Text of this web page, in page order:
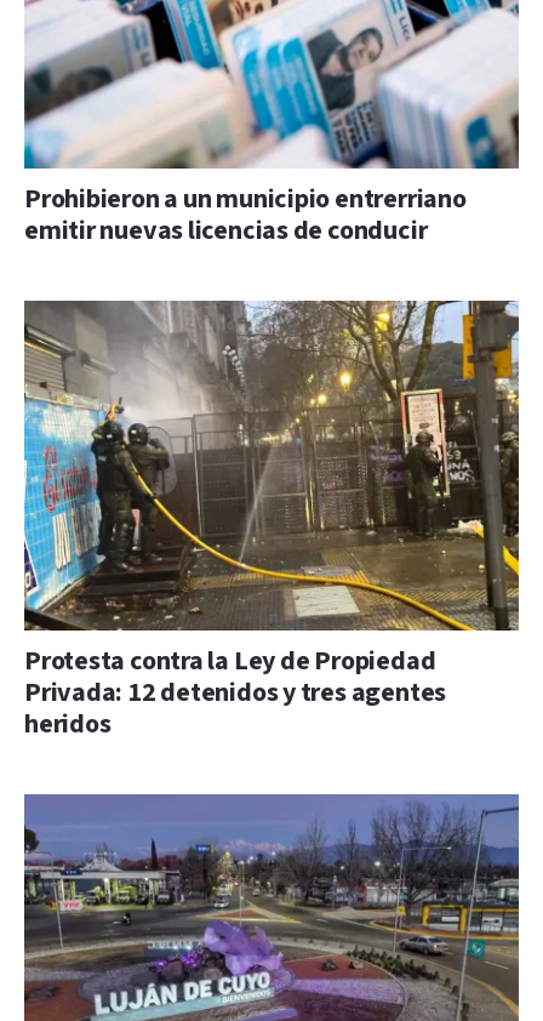
Prohibieron a un municipio entrerriano
emitir nuevas licencias de conducir
Protesta contra la Ley de Propiedad
Privada: 12 detenidos y tres agentes
heridos